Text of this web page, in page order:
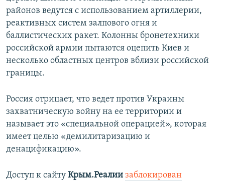
районов ведутся с использованием артиллерии,
реактивных систем залпового огня и
баллистических ракет. Колонны бронетехники
российской армии пытаются оцепить Киев и
несколько областных центров вблизи российской
границы.
Россия отрицает, что ведет против Украины
захватническую войну на ее территории и
называет это «специальной операцией», которая
имеет целью «демилитаризацию и
денацификацию».
Доступ к сайту Крым.Реалии заблокирован